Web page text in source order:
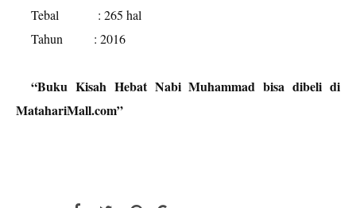
Tebal
: 265 hal
Tahun
: 2016
“Buku Kisah Hebat Nabi Muhammad bisa dibeli di
MatahariMall.com”